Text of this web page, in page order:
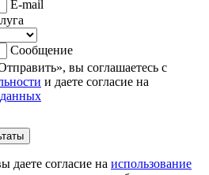
E-mail
Сообщение
вы соглашаетесь с
и даете согласие на
даете согласие на использование